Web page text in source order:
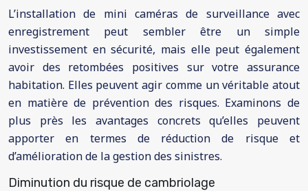
L’installation de mini caméras de surveillance avec
enregistrement peut sembler être un simple
investissement en sécurité, mais elle peut également
avoir des retombées positives sur votre assurance
habitation. Elles peuvent agir comme un véritable atout
en matière de prévention des risques. Examinons de
plus près les avantages concrets qu’elles peuvent
apporter en termes de réduction de risque et
d’amélioration de la gestion des sinistres.
Diminution du risque de cambriolage